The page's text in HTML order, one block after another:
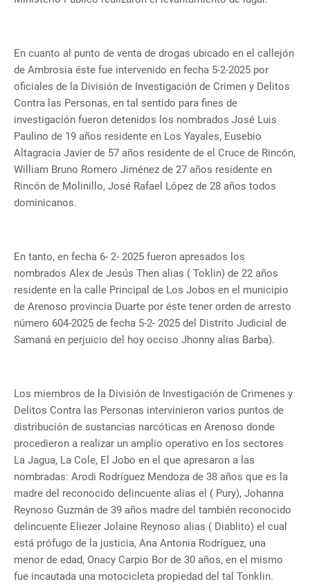
En cuanto al punto de venta de drogas ubicado en el callejón
de Ambrosia éste fue intervenido en fecha 5-2-2025 por
oficiales de la División de Investigación de Crimen y Delitos
Contra las Personas, en tal sentido para fines de
investigación fueron detenidos los nombrados José Luis
Paulino de 19 años residente en Los Yayales, Eusebio
Altagracia Javier de 57 años residente de el Cruce de Rincón,
William Bruno Romero Jiménez de 27 años residente en
Rincón de Molinillo, José Rafael López de 28 años todos
dominicanos.
En tanto, en fecha 6- 2- 2025 fueron apresados los
nombrados Alex de Jesús Then alias ( Toklin) de 22 años
residente en la calle Principal de Los Jobos en el municipio
de Arenoso provincia Duarte por éste tener orden de arresto
número 604-2025 de fecha 5-2- 2025 del Distrito Judicial de
Samaná en perjuicio del hoy occiso Jhonny alias Barba).
Los miembros de la División de Investigación de Crimenes y
Delitos Contra las Personas intervinieron varios puntos de
distribución de sustancias narcóticas en Arenoso donde
procedieron a realizar un amplio operativo en los sectores
La Jagua, La Cole, El Jobo en el que apresaron a las
nombradas: Arodi Rodríguez Mendoza de 38 años que es la
madre del reconocido delincuente alias el ( Pury), Johanna
Reynoso Guzmán de 39 años madre del también reconocido
delincuente Eliezer Jolaine Reynoso alias ( Diablito) el cual
está prófugo de la justicia, Ana Antonia Rodríguez, una
menor de edad, Onacy Carpio Bor de 30 años, en el mismo
fue incautada una motocicleta propiedad del tal Tonklin.